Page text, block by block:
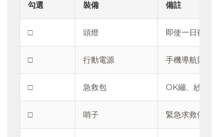
勾選 裝備 備註
□ 頭燈 即使一日行程
□ 行動電源 手機導航與聯
□ 急救包 OK繃、紗布
□ 哨子 緊急求救使用